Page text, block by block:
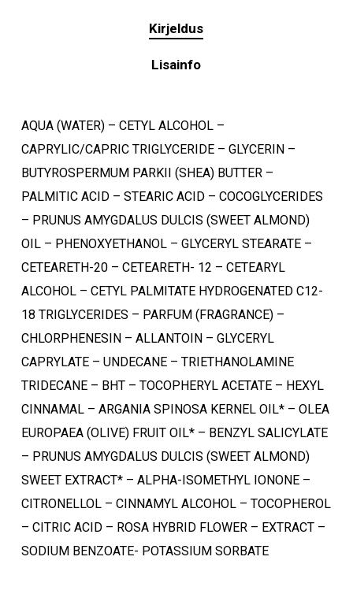
Ostukorvis ei ole tooteid.
Mine poodi
Kirjeldus
Lisainfo
AQUA (WATER) – CETYL ALCOHOL –
CAPRYLIC/CAPRIC TRIGLYCERIDE – GLYCERIN –
BUTYROSPERMUM PARKII (SHEA) BUTTER –
PALMITIC ACID – STEARIC ACID – COCOGLYCERIDES
– PRUNUS AMYGDALUS DULCIS (SWEET ALMOND)
OIL – PHENOXYETHANOL – GLYCERYL STEARATE –
CETEARETH-20 – CETEARETH- 12 – CETEARYL
ALCOHOL – CETYL PALMITATE HYDROGENATED C12-
18 TRIGLYCERIDES – PARFUM (FRAGRANCE) –
CHLORPHENESIN – ALLANTOIN – GLYCERYL
CAPRYLATE – UNDECANE – TRIETHANOLAMINE
TRIDECANE – BHT – TOCOPHERYL ACETATE – HEXYL
CINNAMAL – ARGANIA SPINOSA KERNEL OIL* – OLEA
EUROPAEA (OLIVE) FRUIT OIL* – BENZYL SALICYLATE
– PRUNUS AMYGDALUS DULCIS (SWEET ALMOND)
SWEET EXTRACT* – ALPHA-ISOMETHYL IONONE –
CITRONELLOL – CINNAMYL ALCOHOL – TOCOPHEROL
– CITRIC ACID – ROSA HYBRID FLOWER – EXTRACT –
SODIUM BENZOATE- POTASSIUM SORBATE